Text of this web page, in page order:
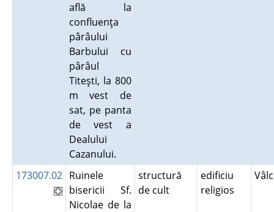
află la
confluenţa
pârâului
Barbului cu
pârâul
Titeşti, la 800
m vest de
sat, pe panta
de vest a
Dealului
Cazanului.
173007.02 Ruinele
bisericii Sf.
Nicolae de la
structură
de cult
edificiu
religios